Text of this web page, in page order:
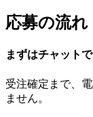
応募の流れ
まずはチャットで
受注確定まで、
ません。